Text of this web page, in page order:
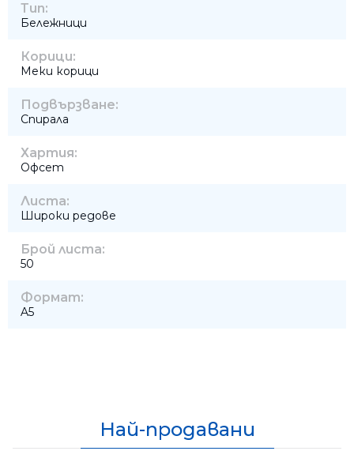
Тип:
Бележници
Корици:
Меки корици
Подвързване:
Спирала
Хартия:
Офсет
Листа:
Широки редове
Брой листа:
50
Формат:
A5
Най-продавани